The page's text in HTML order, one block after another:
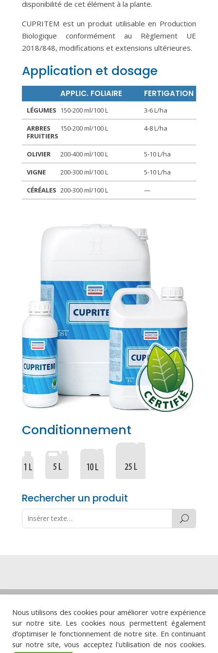
disponibilité de cet élément à la plante.
CUPRITEM est un produit utilisable en Production
Biologique conformément au Règlement UE
2018/848, modifications et extensions ultérieures.
Application et dosage
APPLIC. FOLIAIRE FERTIGATION
LÉGUMES 150-200 ml/100 L 3-6 L/ha
ARBRES
FRUITIERS
150-200 ml/100 L 4-8 L/ha
OLIVIER 200-400 ml/100 L 5-10 L/ha
VIGNE 200-300 ml/100 L 5-10 L/ha
CÉRÉALES 200-300 ml/100 L —
Rechercher un produit
Conditionnement
confidentialité·Politique de cookies·
Politique de qualité
   
Nous utilisons des cookies pour améliorer votre expérience
sur notre site. Les cookies nous permettent également
d’optimiser le fonctionnement de notre site. En continuant
sur notre site, vous acceptez l'utilisation de nos cookies.